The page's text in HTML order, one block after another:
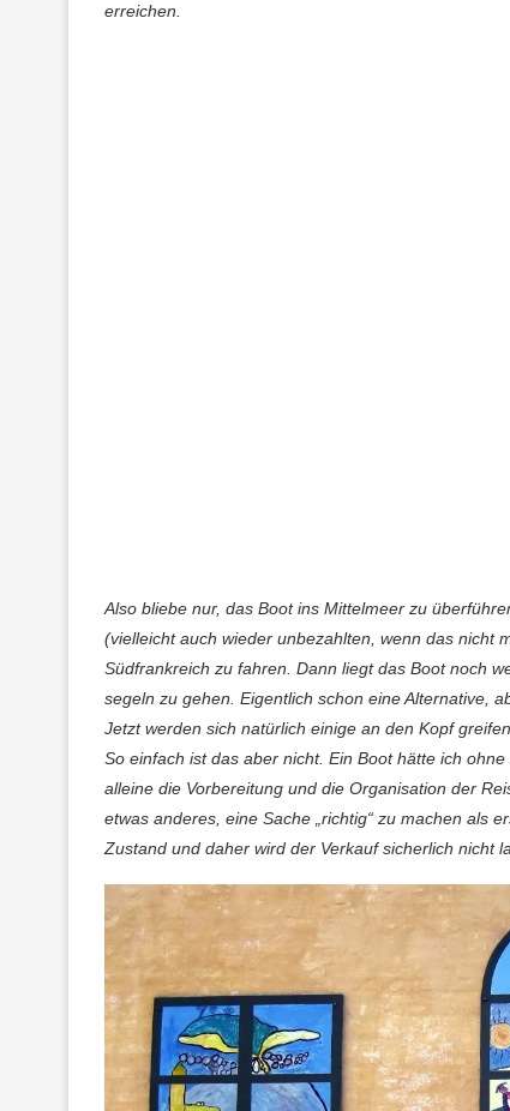
erreichen.
Also bliebe nur, das Boot ins Mittelmeer zu
(vielleicht auch wieder unbezahlten, wenn das nicht
Südfrankreich zu fahren. Dann liegt das Boot noch
segeln zu gehen. Eigentlich schon eine Alternative,
Jetzt werden sich natürlich einige an den Kopf
So einfach ist das aber nicht. Ein Boot hätte ich
alleine die Vorbereitung und die Organisation der
etwas anderes, eine Sache „richtig“ zu machen als
Zustand und daher wird der Verkauf sicherlich nicht